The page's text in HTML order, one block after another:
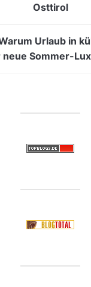
Osttirol
Urlaub in
neue Sommer-